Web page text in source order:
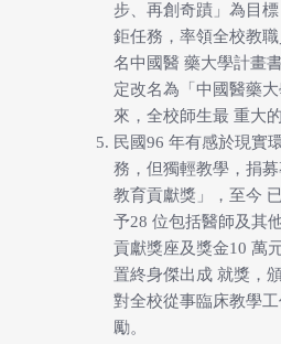
步、再創奇蹟」為目
鉅任務，率領全校教
名中國醫 藥大學計畫
定改名為「中國醫藥
來，全校師生最 重大
民國96 年有感於現實
務，但獨輕教學，捐
教育貢獻獎」，至今
予28 位包括醫師及其
貢獻獎座及獎金10 萬
置終身傑出成 就獎，
對全校從事臨床教學
勵。